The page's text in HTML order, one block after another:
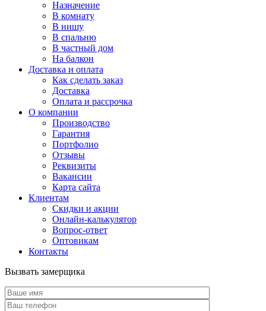
Назначение
В комнату
В нишу
В спальню
В частный дом
На балкон
Доставка и оплата
Как сделать заказ
Доставка
Оплата и рассрочка
О компании
Производство
Гарантия
Портфолио
Отзывы
Реквизиты
Вакансии
Карта сайта
Клиентам
Скидки и акции
Онлайн-калькулятор
Вопрос-ответ
Оптовикам
Контакты
Вызвать замерщика